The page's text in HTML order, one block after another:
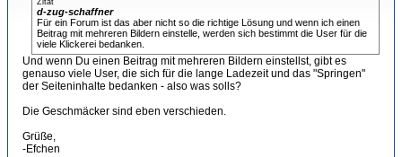
Zitat
d-zug-schaffner
Für ein Forum ist das aber nicht so die richtige Lösung und wenn ich einen
Beitrag mit mehreren Bildern einstelle, werden sich bestimmt die User für die
viele Klickerei bedanken.
Und wenn Du einen Beitrag mit mehreren Bildern einstellst, gibt es
genauso viele User, die sich für die lange Ladezeit und das "Springen"
der Seiteninhalte bedanken - also was solls?
Die Geschmäcker sind eben verschieden.
Grüße,
-Efchen